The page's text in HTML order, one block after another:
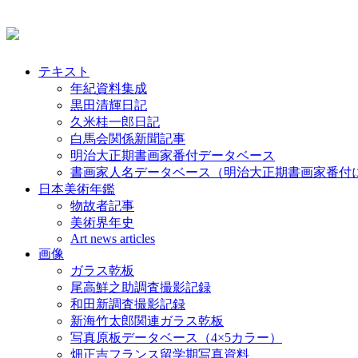
テキスト
年紀資料集成
黒田清輝日記
久米桂一郎日記
白馬会関係新聞記事
明治大正期書画家番付データベース
書画家人名データベース（明治大正期書画家番付
日本美術年鑑
物故者記事
美術界年史
Art news articles
画像
ガラス乾板
尾高鮮之助調査撮影記録
和田新調査撮影記録
新海竹太郎関連ガラス乾板
写真原板データベース（4×5カラー）
畑正吉フランス留学期写真資料